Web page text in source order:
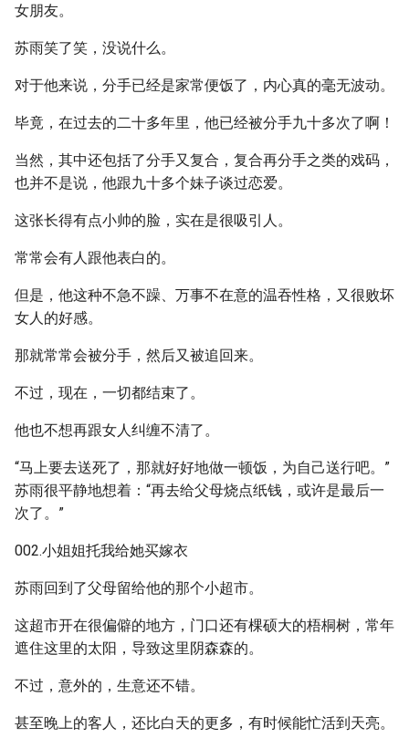
女朋友。
苏雨笑了笑，没说什么。
对于他来说，分手已经是家常便饭了，内心真的毫无波动。
毕竟，在过去的二十多年里，他已经被分手九十多次了啊！
当然，其中还包括了分手又复合，复合再分手之类的戏码，
也并不是说，他跟九十多个妹子谈过恋爱。
这张长得有点小帅的脸，实在是很吸引人。
常常会有人跟他表白的。
但是，他这种不急不躁、万事不在意的温吞性格，又很败坏
女人的好感。
那就常常会被分手，然后又被追回来。
不过，现在，一切都结束了。
他也不想再跟女人纠缠不清了。
“马上要去送死了，那就好好地做一顿饭，为自己送行吧。”
苏雨很平静地想着：“再去给父母烧点纸钱，或许是最后一
次了。”
002.小姐姐托我给她买嫁衣
苏雨回到了父母留给他的那个小超市。
这超市开在很偏僻的地方，门口还有棵硕大的梧桐树，常年
遮住这里的太阳，导致这里阴森森的。
不过，意外的，生意还不错。
甚至晚上的客人，还比白天的更多，有时候能忙活到天亮。